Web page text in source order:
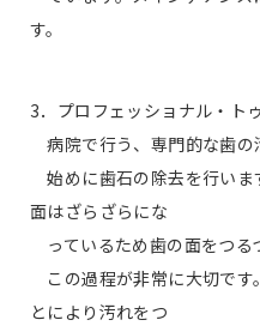
す。
3．プロフェッショナル・ト
病院で行う、専門的な歯の
始めに歯石の除去を行いま
面はざらざらにな
っているため歯の面をつる
この過程が非常に大切です
とにより汚れをつ